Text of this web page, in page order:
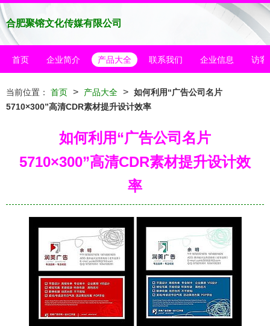
合肥聚镕文化传媒有限公司
首页 企业简介 产品大全 联系我们 企业信息 访客
当前位置： 首页 > 产品大全 > 如何利用“广告公司名片
5710×300”高清CDR素材提升设计效率
如何利用“广告公司名片
5710×300”高清CDR素材提升设计效
率